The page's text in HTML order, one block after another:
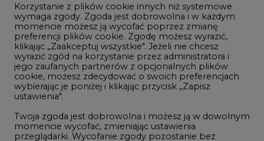
Innowacje i AI
Telekomunikacja i IT
Handel emisjami CO2
Wodór
Górnictwo
Atom
Korzystanie z plików cookie innych niż systemowe
wymaga zgody. Zgoda jest dobrowolna i w każdym
momencie możesz ją wycofać poprzez zmianę
preferencji plików cookie. Zgodę możesz wyrazić,
klikając „Zaakceptuj wszystkie". Jeżeli nie chcesz
wyrazić zgód na korzystanie przez administratora i
jego zaufanych partnerów z opcjonalnych plików
cookie, możesz zdecydować o swoich preferencjach
wybierając je poniżej i klikając przycisk „Zapisz
ustawienia".
Twoja zgoda jest dobrowolna i możesz ją w dowolnym
momencie wycofać, zmieniając ustawienia
przeglądarki. Wycofanie zgody pozostanie bez